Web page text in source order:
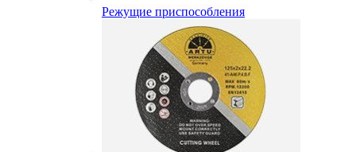
Режущие приспособления